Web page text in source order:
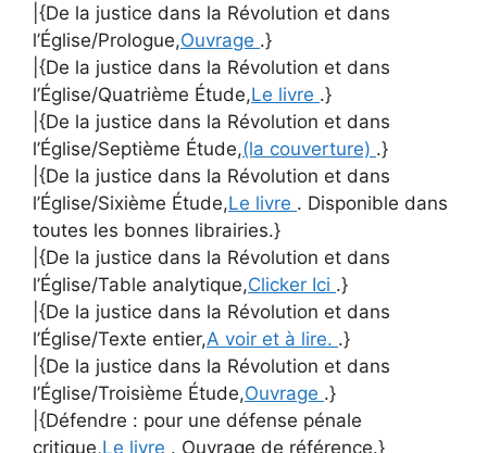
|{De la justice dans la Révolution et dans
l’Église/Prologue,Ouvrage .}
|{De la justice dans la Révolution et dans
l’Église/Quatrième Étude,Le livre .}
|{De la justice dans la Révolution et dans
l’Église/Septième Étude,(la couverture) .}
|{De la justice dans la Révolution et dans
l’Église/Sixième Étude,Le livre . Disponible dans
toutes les bonnes librairies.}
|{De la justice dans la Révolution et dans
l’Église/Table analytique,Clicker Ici .}
|{De la justice dans la Révolution et dans
l’Église/Texte entier,A voir et à lire. .}
|{De la justice dans la Révolution et dans
l’Église/Troisième Étude,Ouvrage .}
|{Défendre : pour une défense pénale
critique,Le livre . Ouvrage de référence.}